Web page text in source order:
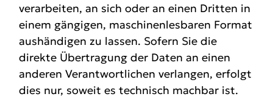
verarbeiten, an sich oder an einen Dritten in
einem gängigen, maschinenlesbaren Format
aushändigen zu lassen. Sofern Sie die
direkte Übertragung der Daten an einen
anderen Verantwortlichen verlangen, erfolgt
dies nur, soweit es technisch machbar ist.